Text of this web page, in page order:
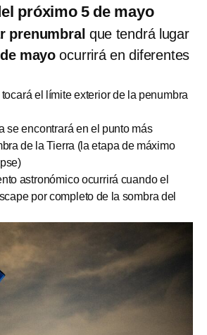
próximo 5 de mayo
prenumbral que tendrá lugar
mayo ocurrirá en diferentes
el límite exterior de la penumbra
se encontrará en el punto más
de la Tierra (la etapa de máximo
astronómico ocurrirá cuando el
por completo de la sombra del